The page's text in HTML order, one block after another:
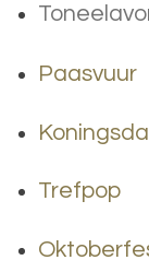
Paasvuur
Trefpop